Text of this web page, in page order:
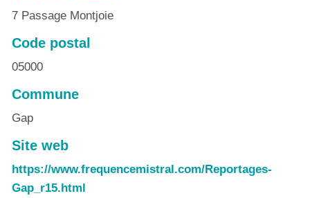
7 Passage Montjoie
Code postal
05000
Commune
Gap
Site web
https://www.frequencemistral.com/Reportages-
Gap_r15.html